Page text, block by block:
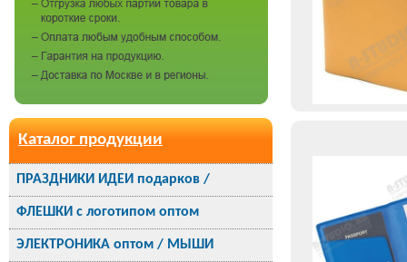
Каталог продукции
ПРАЗДНИКИ ИДЕИ подарков /
ФЛЕШКИ с логотипом оптом
ЭЛЕКТРОНИКА оптом / МЫШИ